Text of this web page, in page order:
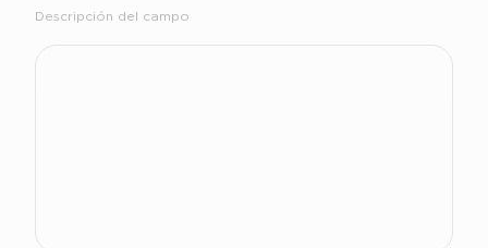
Descripción del campo